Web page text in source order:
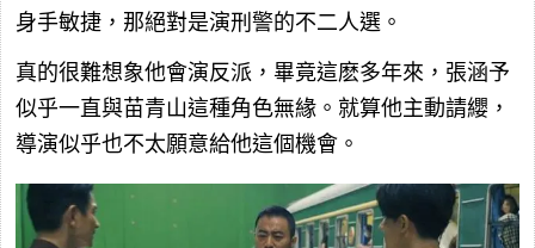
身手敏捷，那絕對是演刑警的不二人選。
真的很難想象他會演反派，畢竟這麽多年來，張涵予
似乎一直與苗青山這種角色無緣。就算他主動請纓，
導演似乎也不太願意給他這個機會。